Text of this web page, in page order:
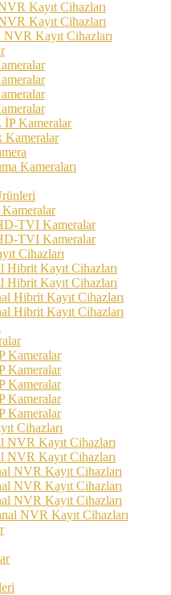
Kayıt Cihazları
Kayıt Cihazları
Kayıt Cihazları
Kameralar
Kameraları
TVI Kameralar
TVI Kameralar
Cihazları
Kayıt Cihazları
Kayıt Cihazları
Kayıt Cihazları
Kayıt Cihazları
Cihazları
Kayıt Cihazları
Kayıt Cihazları
Kayıt Cihazları
Kayıt Cihazları
Kayıt Cihazları
NVR Kayıt Cihazları